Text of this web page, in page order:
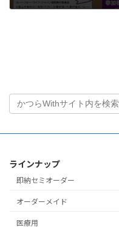
ラインナップ
即納セミオーダー
オーダーメイド
医療用